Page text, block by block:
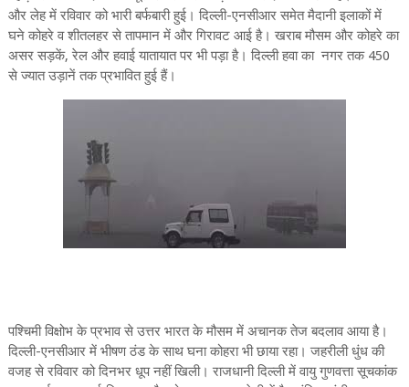
और लेह में रविवार को भारी बर्फबारी हुई। दिल्ली-एनसीआर समेत मैदानी इलाकों में
घने कोहरे व शीतलहर से तापमान में और गिरावट आई है। खराब मौसम और कोहरे का
असर सड़कें, रेल और हवाई यातायात पर भी पड़ा है। दिल्ली हवा का नगर तक 450
से ज्यात उड़ानें तक प्रभावित हुई हैं।
पश्चिमी विक्षोभ के प्रभाव से उत्तर भारत के मौसम में अचानक तेज बदलाव आया है।
दिल्ली-एनसीआर में भीषण ठंड के साथ घना कोहरा भी छाया रहा। जहरीली धुंध की
वजह से रविवार को दिनभर धूप नहीं खिली। राजधानी दिल्ली में वायु गुणवत्ता सूचकांक